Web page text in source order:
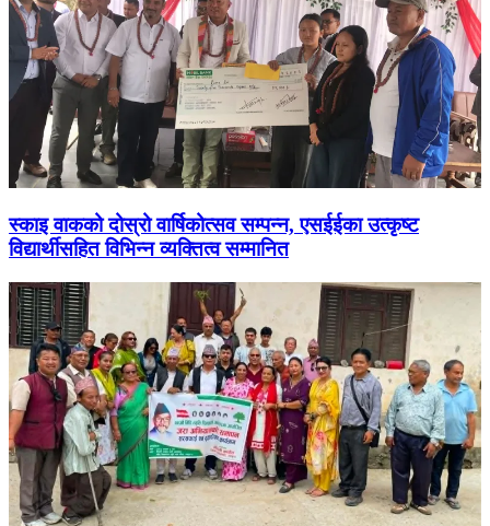
स्काइ वाकको दोस्रो वार्षिकोत्सव सम्पन्न, एसईईका उत्कृष्ट
विद्यार्थीसहित विभिन्न व्यक्तित्व सम्मानित